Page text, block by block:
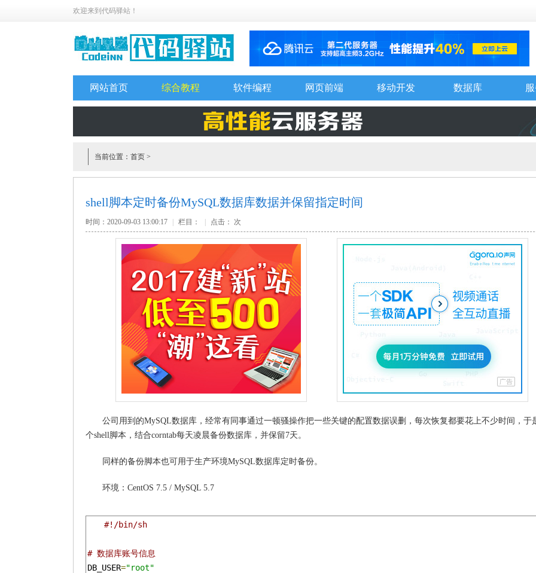
欢迎来到代码驿站！
网站首页 综合教程 软件编程 网页前端 移动开发 数据库
当前位置： 首页 >
shell脚本定时备份MySQL数据库数据并保留指定时间
时间：2020-09-03 13:00:17 栏目： 点击： 次
公司用到的MySQL数据库，经常有同事通过一顿骚操作把一些关键的配置数据误删，每次恢复都要花上不少时间，于
个shell脚本，结合corntab每天凌晨备份数据库，并保留7天。
同样的备份脚本也可用于生产环境MySQL数据库定时备份。
环境：CentOS 7.5 / MySQL 5.7
#!/bin/sh
# 数据库账号信息
DB_USER="root"